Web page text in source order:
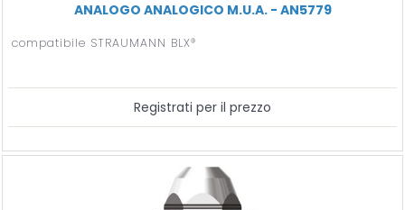
ANALOGO ANALOGICO M.U.A. - AN5779
compatibile STRAUMANN BLX®
Registrati per il prezzo